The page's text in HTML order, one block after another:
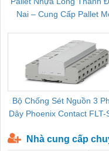
Nai – Cung Cấp Pallet
Bộ Chống Sét Nguồn 3
Dây Phoenix Contact FLT-
Nhà cung cấp